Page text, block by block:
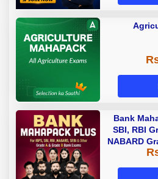
Bank
SBI, RBI
NABARD
A &